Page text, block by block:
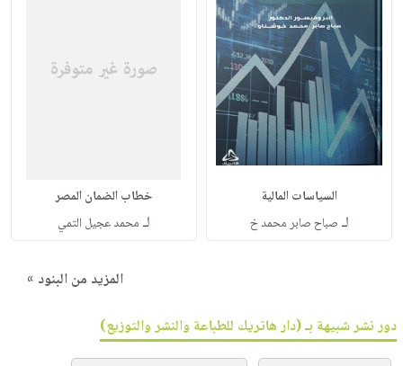
السياسات المالية
لـ صباح صابر محمد خ
خطاب الضمان المصر
لـ محمد عجيل التمي
المزيد من البنود »
دور نشر شبيهة بـ (دار هاتريك للطباعة والنشر والتوزيع)